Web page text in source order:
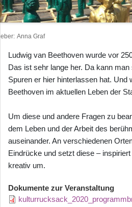
Anna Graf
Ludwig van Beethoven wurde vor
Das ist sehr lange her. Da kann
Spuren er hier hinterlassen hat. Und
Beethoven im aktuellen Leben der
Um diese und andere Fragen zu
dem Leben und der Arbeit des
auseinander. An verschiedenen
Eindrücke und setzt diese –
kreativ um.
Dokumente zur Veranstaltung